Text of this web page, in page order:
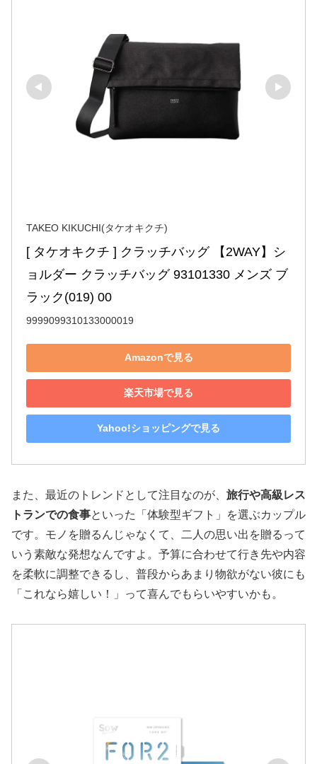
TAKEO KIKUCHI(タケオキクチ)
[ タケオキクチ ] クラッチバッグ 【2WAY】シ
ョルダー クラッチバッグ 93101330 メンズ ブ
ラック(019) 00
9999099310133000019
Amazonで見る
楽天市場で見る
Yahoo!ショッピングで見る
また、最近のトレンドとして注目なのが、 旅行や高級レス
トランでの食事といった「体験型ギフト」を選ぶカップル
です。モノを贈るんじゃなくて、二人の思い出を贈るって
いう素敵な発想なんですよ。予算に合わせて行き先や内容
を柔軟に調整できるし、普段からあまり物欲がない彼にも
「これなら嬉しい！」って喜んでもらいやすいかも。